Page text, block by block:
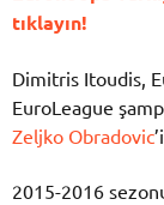
tıklayın!
Dimitris Itoudis ,
EuroLeague
Zeljko Obradovic
2015-2016